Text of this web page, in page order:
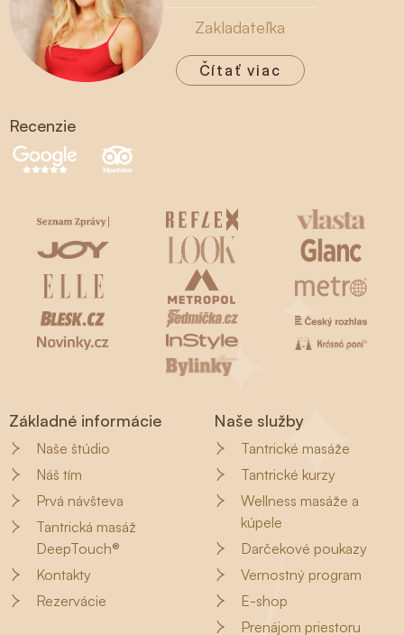
Zakladateľka
Čítať viac
Recenzie
Základné informácie
Naše štúdio
Náš tím
Prvá návšteva
Tantrická masáž
DeepTouch®
Kontakty
Rezervácie
Naše služby
Tantrické masáže
Tantrické kurzy
Wellness masáže a
kúpele
Darčekové poukazy
Vernostný program
E-shop
Prenájom priestoru